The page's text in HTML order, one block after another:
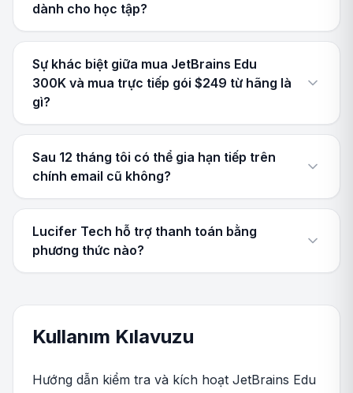
dành cho học tập?
Sự khác biệt giữa mua JetBrains Edu
300K và mua trực tiếp gói $249 từ hãng là
gì?
Sau 12 tháng tôi có thể gia hạn tiếp trên
chính email cũ không?
Lucifer Tech hỗ trợ thanh toán bằng
phương thức nào?
Kullanım Kılavuzu
Hướng dẫn kiểm tra và kích hoạt JetBrains Edu